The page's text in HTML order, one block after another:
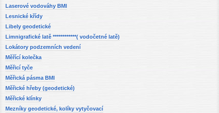
Laserové vodováhy BMI
Lesnické křídy
Libely geodetické
Limnigrafické latě ************( vodočetné latě)
Lokátory podzemních vedení
Měřící kolečka
Měřicí tyče
Měřická pásma BMI
Měřické hřeby (geodetické)
Měřické klínky
Mezníky geodetické, kolíky vytyčovací